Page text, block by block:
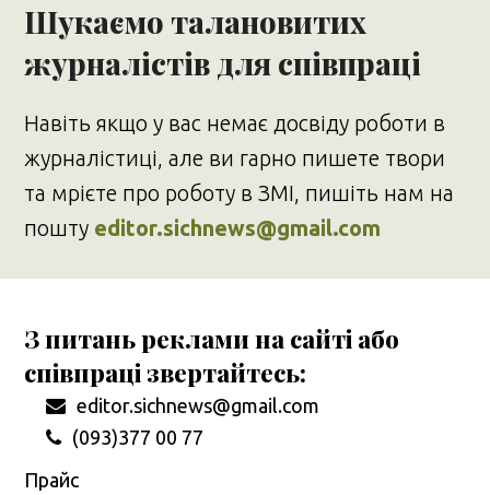
Шукаємо талановитих
журналістів для співпраці
Навіть якщо у вас немає досвіду роботи в
журналістиці, але ви гарно пишете твори
та мрієте про роботу в ЗМІ, пишіть нам на
пошту editor.sichnews@gmail.com
З питань реклами на сайті або
співпраці звертайтесь:
editor.sichnews@gmail.com
(093)377 00 77
Прайс